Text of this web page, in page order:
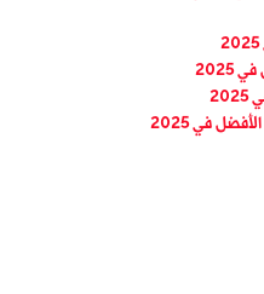
2025
في 2025